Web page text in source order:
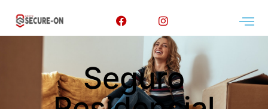
Seguro